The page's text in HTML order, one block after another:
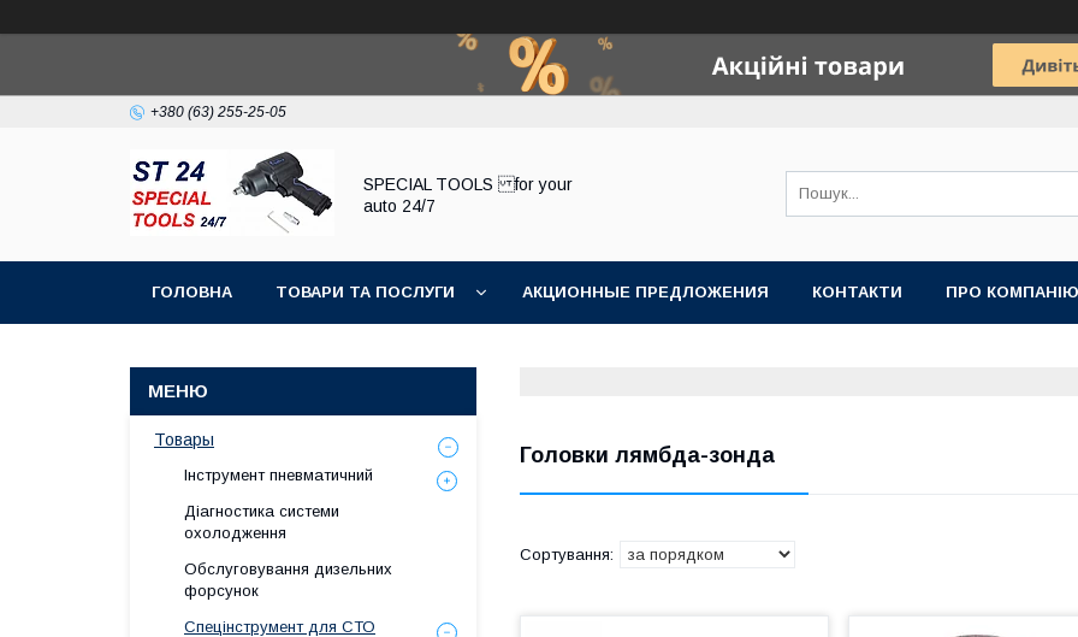
+380 (63) 255-25-05
SPECIAL TOOLS for your
auto 24/7
ГОЛОВНА ТОВАРИ ТА ПОСЛУГИ АКЦИОННЫЕ ПРЕДЛОЖЕНИЯ КОНТАКТИ ПРО КОМПАНІЮ
Головки лямбда-зонда
Товары
Інструмент пневматичний
Діагностика системи
охолодження
Обслуговування дизельних
форсунок
Спецінструмент для СТО